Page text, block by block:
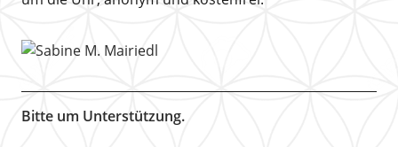
Bitte um Unterstützung.